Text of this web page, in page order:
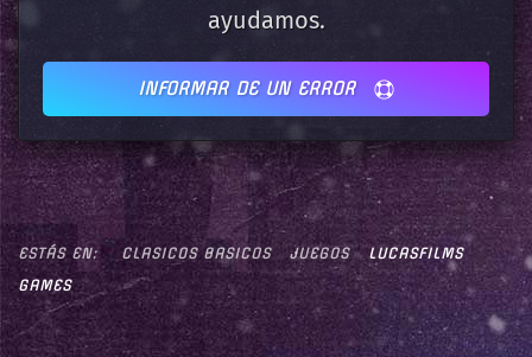
ayudamos.
INFORMAR DE UN ERROR
ESTÁS EN: CLASICOS BASICOS JUEGOS
LUCASFILMS
GAMES